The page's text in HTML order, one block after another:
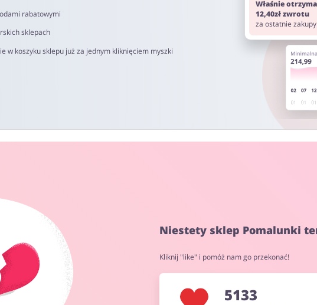
rabatowymi
sklepach
w koszyku sklepu już za jednym kliknięciem myszki
Właśnie
12,40zł zwrotu
za ostatnie zakupy
Niestety sklep Pomalunki
Kliknij "like" i pomóż nam go przekonać!
5133